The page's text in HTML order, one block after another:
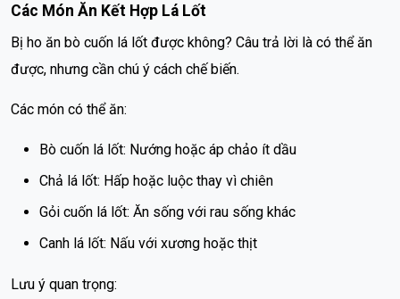
Các Món Ăn Kết Hợp Lá Lốt
Bị ho ăn bò cuốn lá lốt được không? Câu trả lời là có thể ăn
được, nhưng cần chú ý cách chế biến.
Các món có thể ăn:
Bò cuốn lá lốt: Nướng hoặc áp chảo ít dầu
Chả lá lốt: Hấp hoặc luộc thay vì chiên
Gỏi cuốn lá lốt: Ăn sống với rau sống khác
Canh lá lốt: Nấu với xương hoặc thịt
Lưu ý quan trọng: